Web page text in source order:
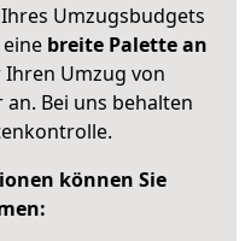
Umzugsbudgets
breite Palette an
Ihren Umzug von
Bei uns behalten
können Sie